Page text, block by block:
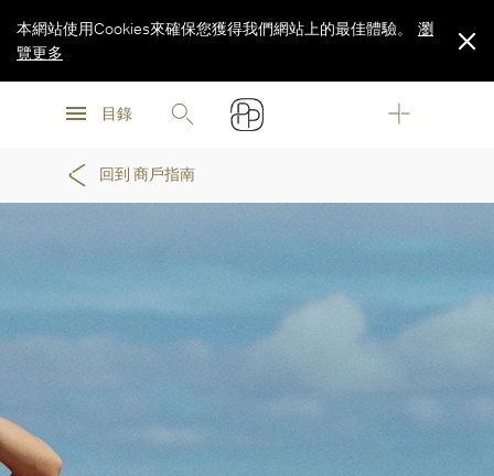
瀏
目錄
本網站使用Cookies來確保您獲得我們網站上的最佳體驗。
瀏
覽更多
回到 商戶指南